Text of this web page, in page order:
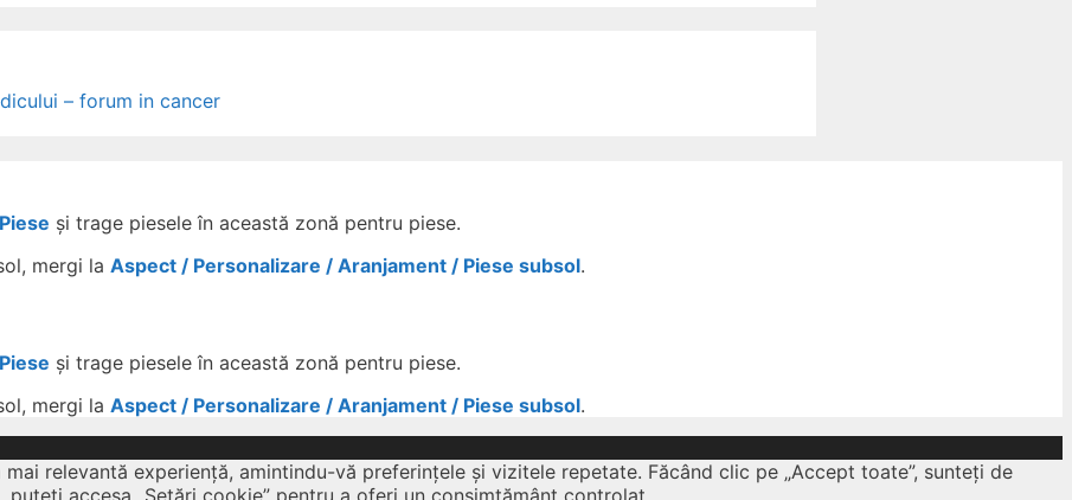
– forum in cancer
și trage piesele în această zonă pentru piese.
mergi la Aspect / Personalizare / Aranjament / Piese subsol.
și trage piesele în această zonă pentru piese.
mergi la Aspect / Personalizare / Aranjament / Piese subsol.
relevantă experiență, amintindu-vă preferințele și vizitele repetate. Făcând clic pe „Accept toate”, sunteți de